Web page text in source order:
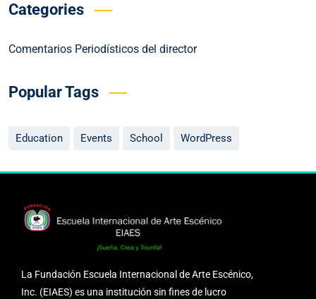
Categories
Comentarios Periodísticos del director
Popular Tags
Education Events School WordPress
La Fundación Escuela Internacional de Arte Escénico,
Inc. (EIAES) es una institución sin fines de lucro